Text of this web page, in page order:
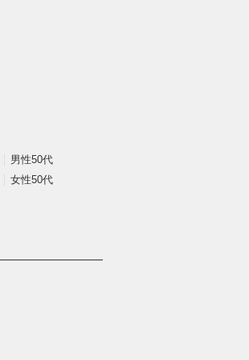
男性50代
女性50代